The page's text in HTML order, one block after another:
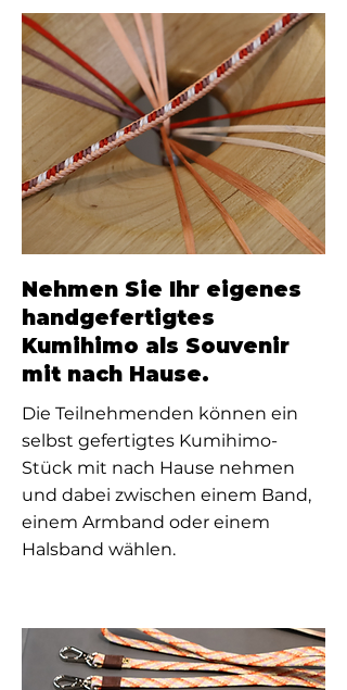
Nehmen Sie Ihr eigenes
handgefertigtes
Kumihimo als Souvenir
mit nach Hause.
Die Teilnehmenden können ein
selbst gefertigtes Kumihimo-
Stück mit nach Hause nehmen
und dabei zwischen einem Band,
einem Armband oder einem
Halsband wählen.